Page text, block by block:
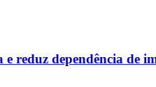
reduz dependência de